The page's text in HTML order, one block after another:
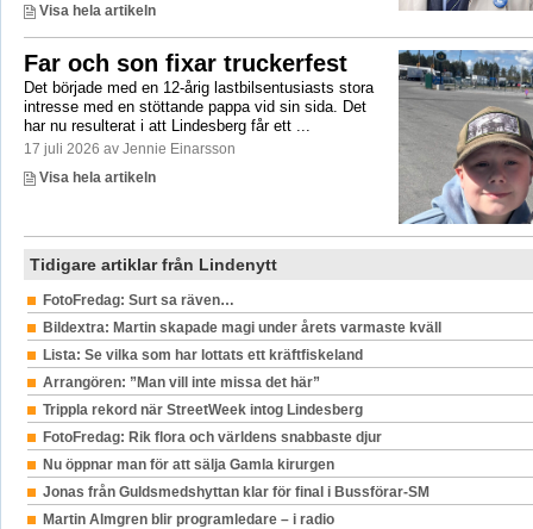
Visa hela artikeln
Far och son fixar truckerfest
Det började med en 12-årig lastbilsentusiasts stora
intresse med en stöttande pappa vid sin sida. Det
har nu resulterat i att Lindesberg får ett ...
17 juli 2026 av Jennie Einarsson
Visa hela artikeln
Tidigare artiklar från Lindenytt
FotoFredag: Surt sa räven…
Bildextra: Martin skapade magi under årets varmaste kväll
Lista: Se vilka som har lottats ett kräftfiskeland
Arrangören: ”Man vill inte missa det här”
Trippla rekord när StreetWeek intog Lindesberg
FotoFredag: Rik flora och världens snabbaste djur
Nu öppnar man för att sälja Gamla kirurgen
Jonas från Guldsmedshyttan klar för final i Bussförar-SM
Martin Almgren blir programledare – i radio